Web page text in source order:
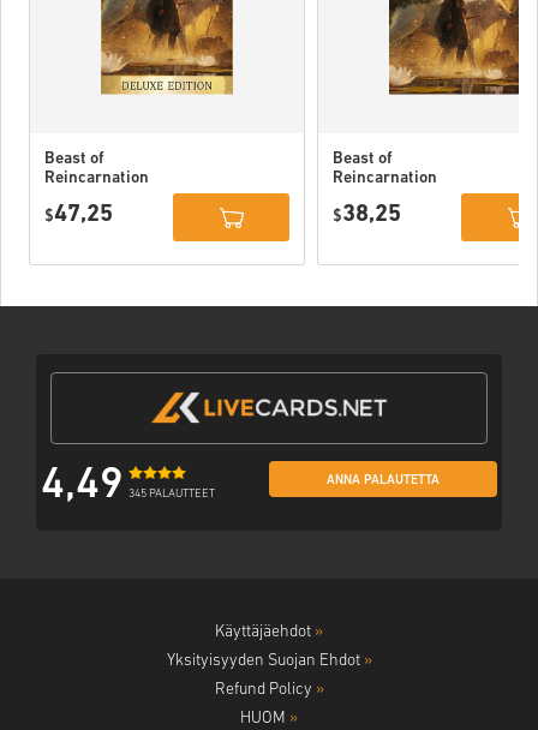
Beast of
Reincarnation
PC (STEAM)
$47,25
Beast of
Reincarnation
$38,25
4,49 345 PALAUTTEET
ANNA PALAUTETTA
Käyttäjäehdot »
Yksityisyyden Suojan Ehdot »
Refund Policy »
HUOM »